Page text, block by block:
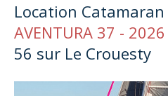
Location Catamaran
AVENTURA 37 - 2026
56 sur Le Crouesty